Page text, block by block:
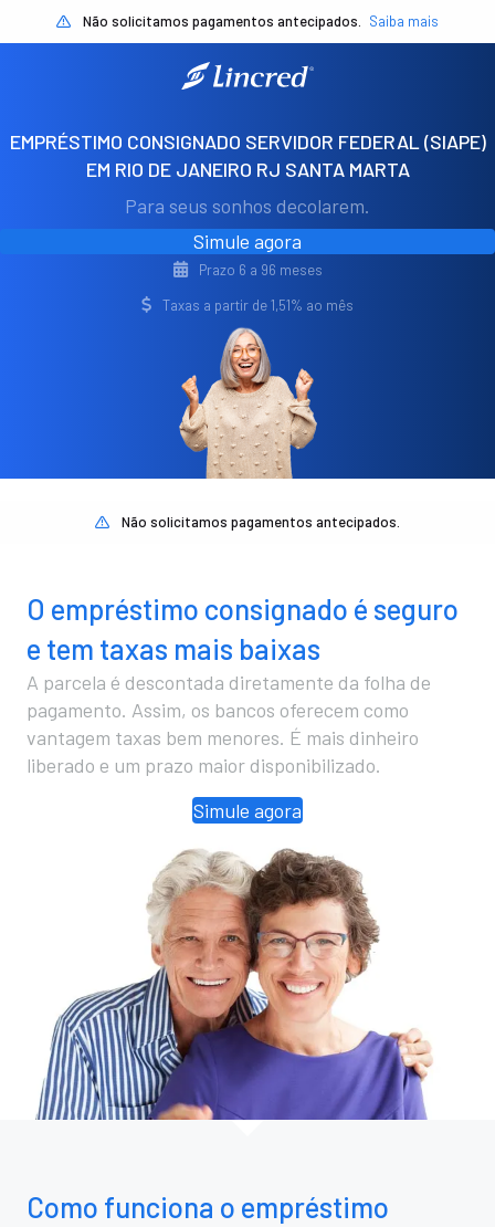
Não solicitamos pagamentos antecipados. Saiba mais
EMPRÉSTIMO CONSIGNADO SERVIDOR FEDERAL (SIAPE)
EM RIO DE JANEIRO RJ SANTA MARTA
Para seus sonhos decolarem.
Simule agora
Prazo 6 a 96 meses
Taxas a partir de 1,51% ao mês
Não solicitamos pagamentos antecipados.
O empréstimo consignado é seguro
e tem taxas mais baixas
A parcela é descontada diretamente da folha de
pagamento. Assim, os bancos oferecem como
vantagem taxas bem menores. É mais dinheiro
liberado e um prazo maior disponibilizado.
Simule agora
Como funciona o empréstimo